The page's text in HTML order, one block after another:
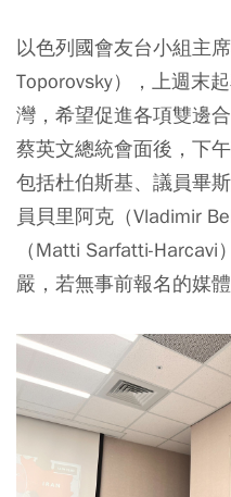
以色列國會友台小組主
Toporovsky），上週末
灣，希望促進各項雙邊
蔡英文總統會面後，下
包括杜伯斯基、議員畢
員貝里阿克（Vladimir
（Matti Sarfatti-
嚴，若無事前報名的媒體